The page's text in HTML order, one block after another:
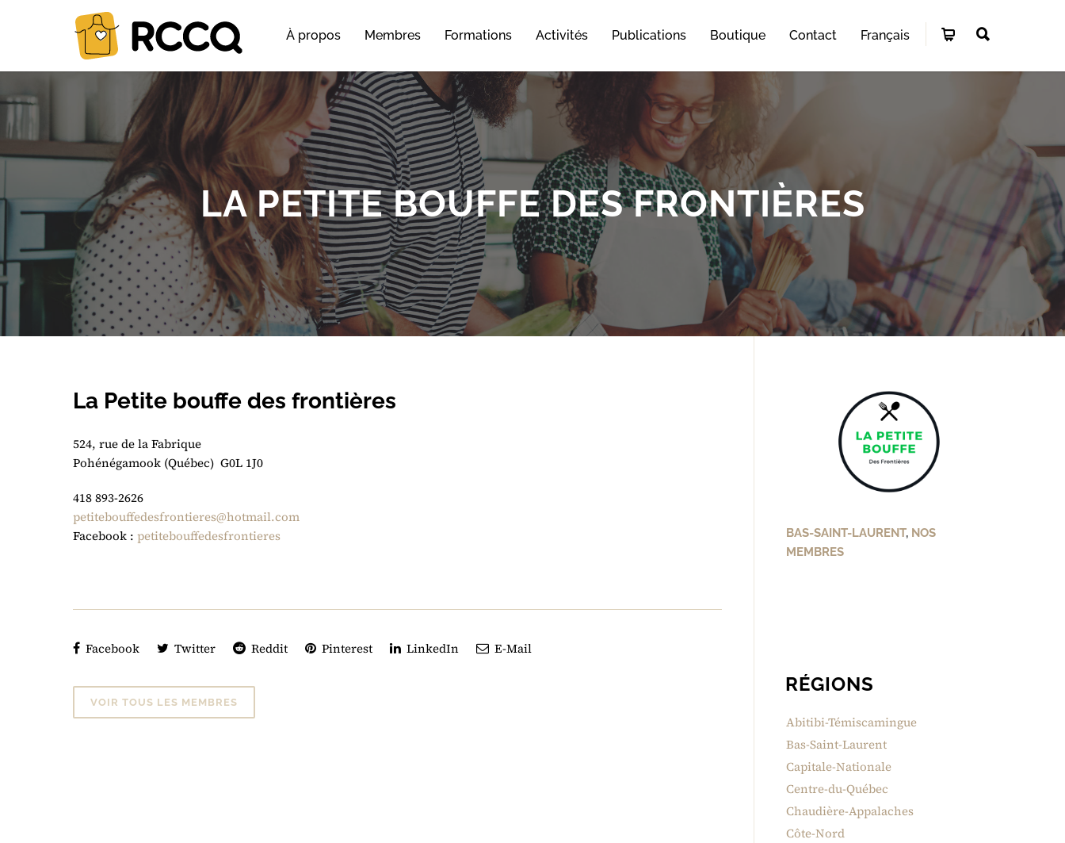
À propos Membres Formations Activités Publications Boutique Contact Français
LA PETITE BOUFFE DES FRONTIÈRES
La Petite bouffe des frontières
524, rue de la Fabrique
Pohénégamook (Québec) G0L 1J0
418 893-2626
petitebouffedesfrontieres@hotmail.com
Facebook : petitebouffedesfrontieres
Facebook Twitter Reddit Pinterest LinkedIn E-Mail
VOIR TOUS LES MEMBRES
BAS-SAINT-LAURENT, NOS
MEMBRES
RÉGIONS
Abitibi-Témiscamingue
Bas-Saint-Laurent
Capitale-Nationale
Centre-du-Québec
Chaudière-Appalaches
Côte-Nord